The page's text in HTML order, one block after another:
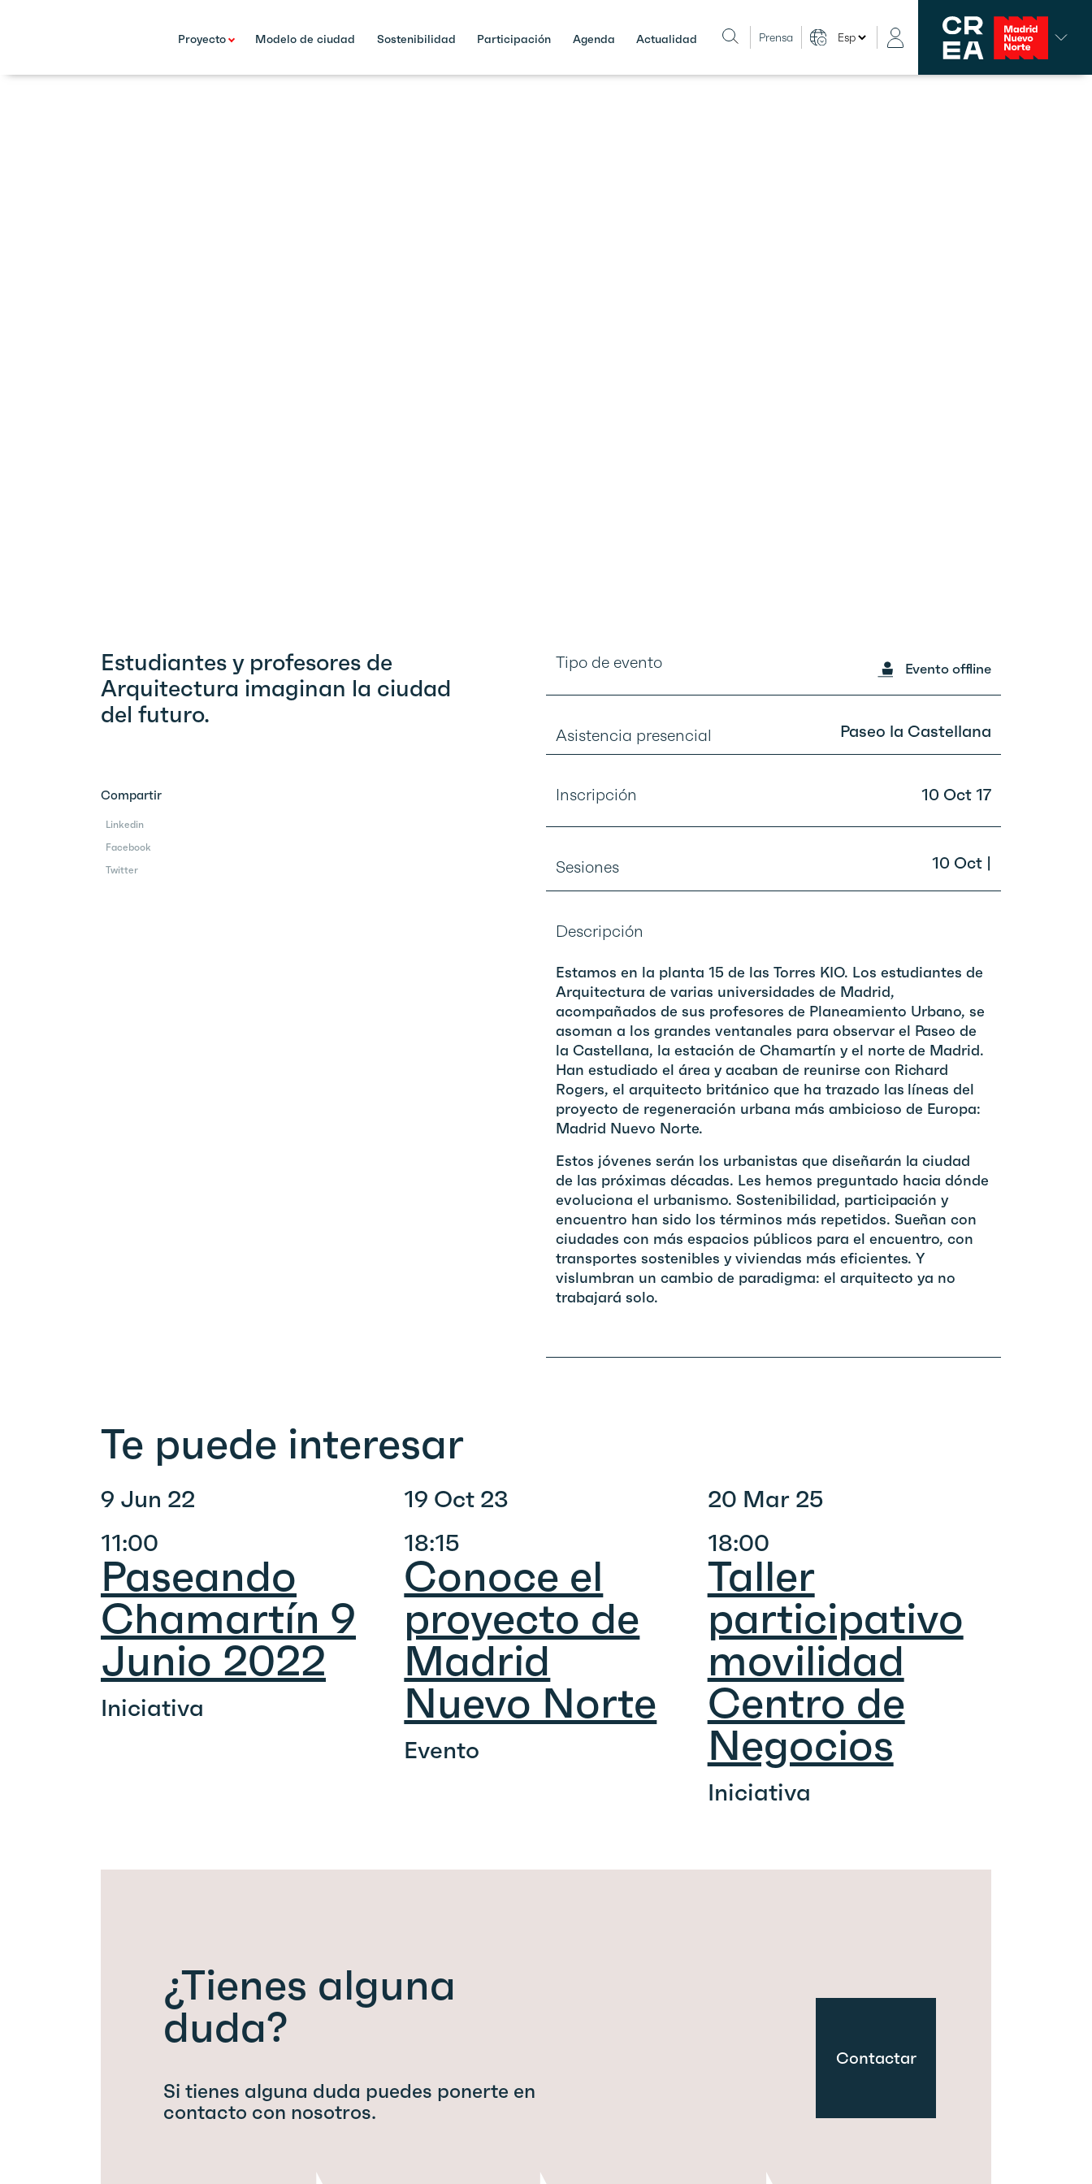
Proyecto Modelo de ciudad Sostenibilidad Participación Agenda Actualidad Prensa
Estudiantes y profesores de
Arquitectura imaginan la ciudad
del futuro.
Compartir
Linkedin
Facebook
Twitter
Tipo de evento Evento offline
Asistencia presencial Paseo la Castellana
Inscripción 10 Oct 17
Sesiones 10 Oct |
Descripción
Estamos en la planta 15 de las Torres KIO. Los estudiantes de
Arquitectura de varias universidades de Madrid,
acompañados de sus profesores de Planeamiento Urbano, se
asoman a los grandes ventanales para observar el Paseo de
la Castellana, la estación de Chamartín y el norte de Madrid.
Han estudiado el área y acaban de reunirse con Richard
Rogers, el arquitecto británico que ha trazado las líneas del
proyecto de regeneración urbana más ambicioso de Europa:
Madrid Nuevo Norte.
Estos jóvenes serán los urbanistas que diseñarán la ciudad
de las próximas décadas. Les hemos preguntado hacia dónde
evoluciona el urbanismo. Sostenibilidad, participación y
encuentro han sido los términos más repetidos. Sueñan con
ciudades con más espacios públicos para el encuentro, con
transportes sostenibles y viviendas más eficientes. Y
vislumbran un cambio de paradigma: el arquitecto ya no
trabajará solo.
Te puede interesar
9 Jun 22
11:00
Paseando
Chamartín 9
Junio 2022
Iniciativa
19 Oct 23
18:15
Conoce el
proyecto de
Madrid
Nuevo Norte
Evento
20 Mar 25
18:00
Taller
participativo
movilidad
Centro de
Negocios
Iniciativa
¿Tienes alguna
duda?
Si tienes alguna duda puedes ponerte en
contacto con nosotros.
Contactar